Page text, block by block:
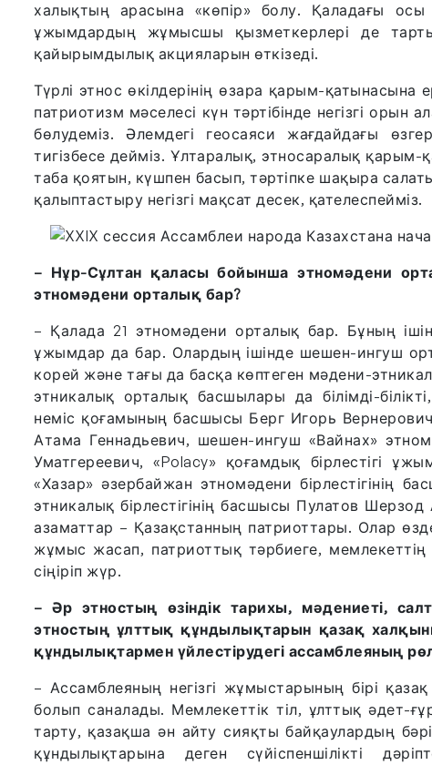
халықтың арасына «көпір» болу. Қаладағы
ұжымдардың жұмысшы қызметкерлері де
қайырымдылық акцияларын өткізеді.
Түрлі этнос өкілдерінің өзара қарым-
патриотизм мәселесі күн тәртібінде негізгі орын
бөлудеміз. Әлемдегі геосаяси жағдайдағы
тигізбесе дейміз. Ұлтаралық, этносаралық қарым-
таба қоятын, күшпен басып, тәртіпке шақыра
қалыптастыру негізгі мақсат десек, қателеспейміз.
– Нұр-Сұлтан қаласы бойынша этномәдени
этномәдени орталық бар?
– Қалада 21 этномәдени орталық бар. Бұның
ұжымдар да бар. Олардың ішінде шешен-ингуш
корей және тағы да басқа көптеген мәдени-
этникалық орталық басшылары да білімді-
неміс қоғамының басшысы Берг Игорь
Атама Геннадьевич, шешен-ингуш «Вайнах»
Уматгереевич, «Polacy» қоғамдық бірлестігі
«Хазар» әзербайжан этномәдени бірлестігінің
этникалық бірлестігінің басшысы Пулатов
азаматтар – Қазақстанның патриоттары. Олар
жұмыс жасап, патриоттық тәрбиеге, мемлекеттің
сіңіріп жүр.
– Әр этностың өзіндік тарихы, мәдениеті,
этностың ұлттық құндылықтарын қазақ
құндылықтармен үйлестірудегі ассамблеяның
– Ассамблеяның негізгі жұмыстарының бірі
болып саналады. Мемлекеттік тіл, ұлттық әдет-
тарту, қазақша ән айту сияқты байқаулардың
құндылықтарына деген сүйіспеншілікті